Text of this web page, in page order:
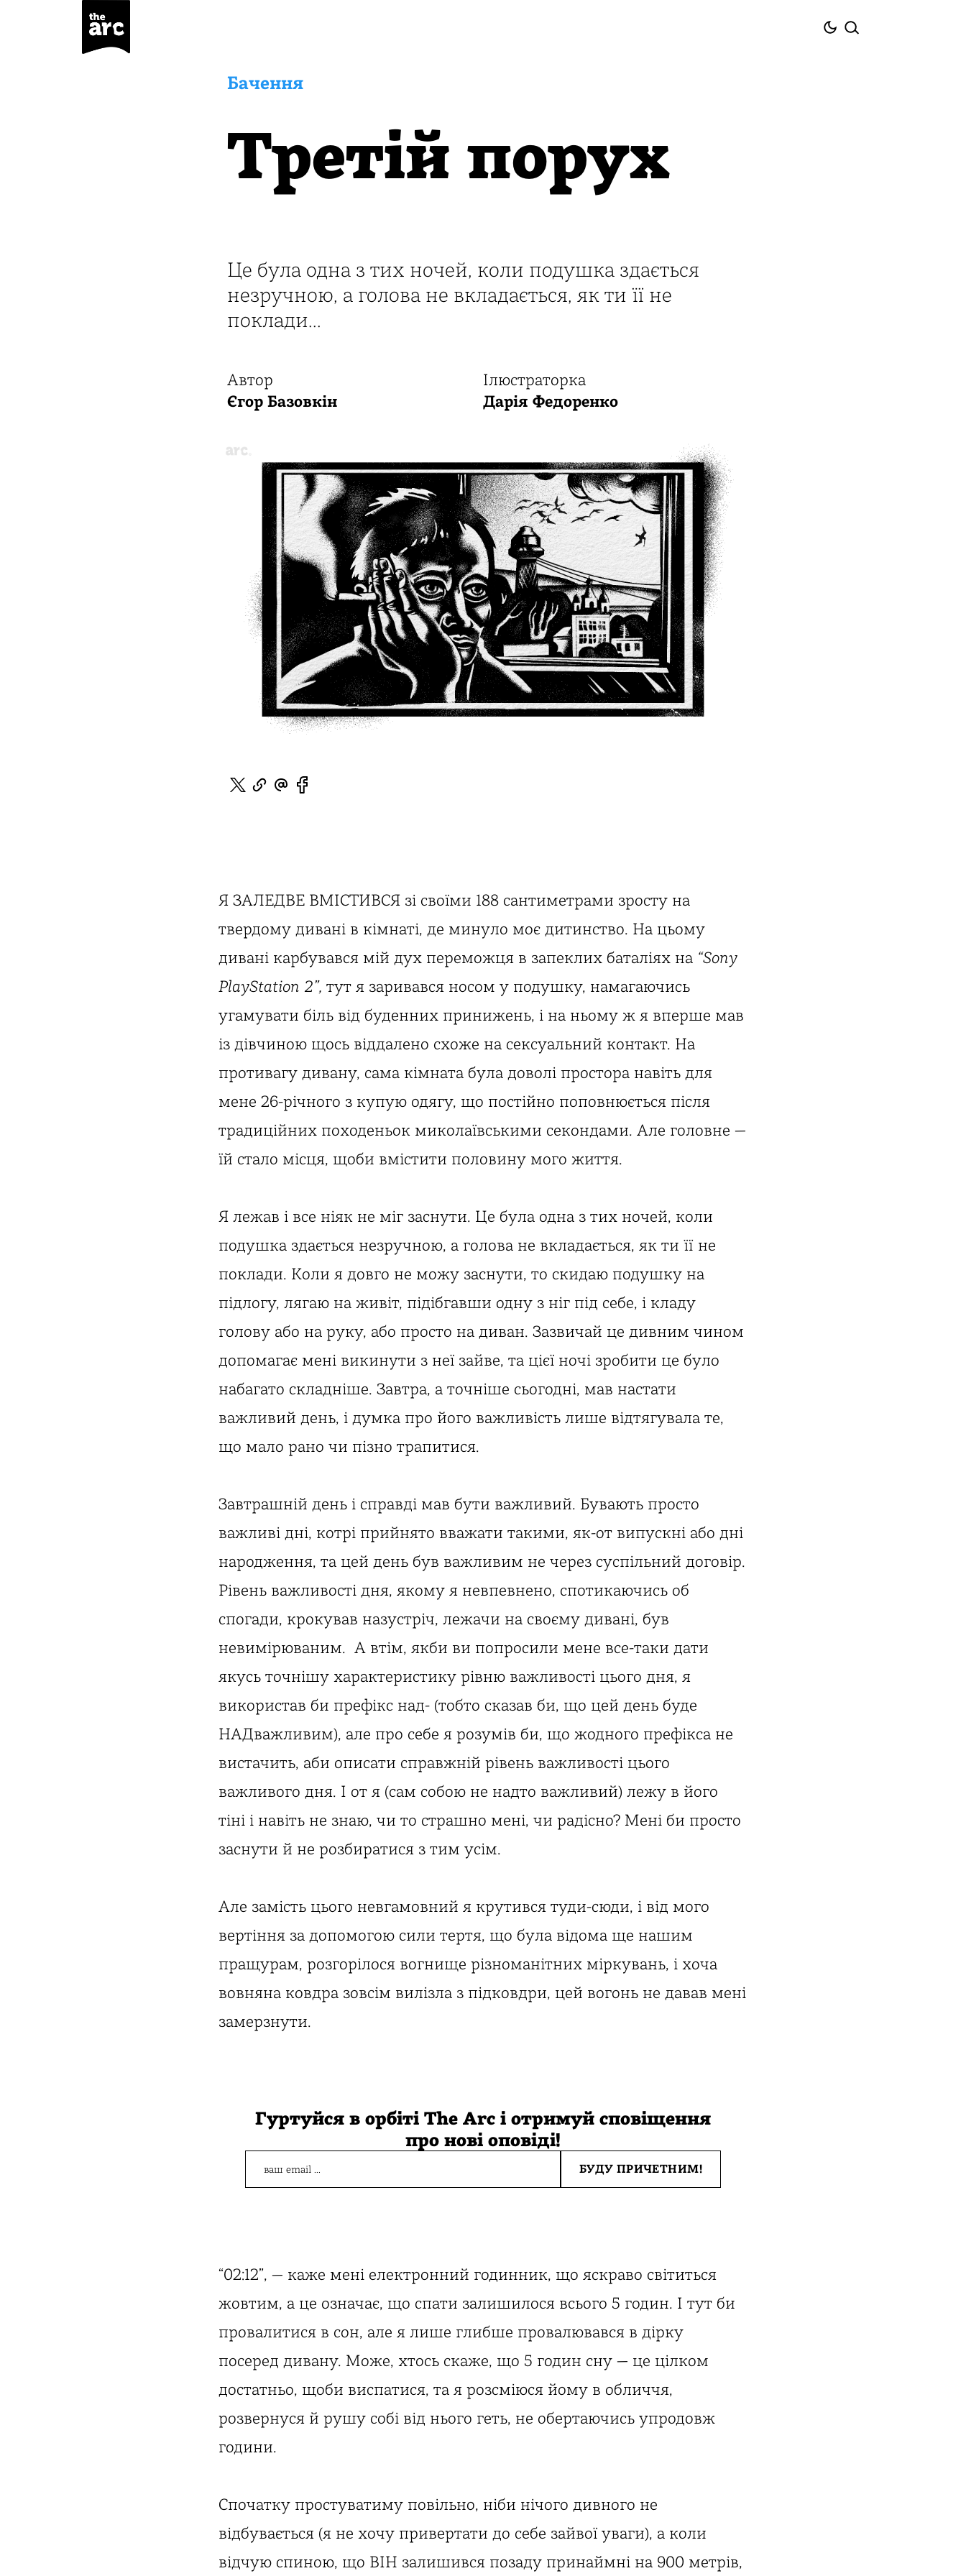
Бачення
Третій порух
Це була одна з тих ночей, коли подушка здається
незручною, а голова не вкладається, як ти її не
поклади...
Автор
Єгор Базовкін
Ілюстраторка
Дарія Федоренко
Я ЗАЛЕДВЕ ВМІСТИВСЯ зі своїми 188 сантиметрами зросту на
твердому дивані в кімнаті, де минуло моє дитинство. На цьому
дивані карбувався мій дух переможця в запеклих баталіях на “Sony
PlayStation 2”, тут я заривався носом у подушку, намагаючись
угамувати біль від буденних принижень, і на ньому ж я вперше мав
із дівчиною щось віддалено схоже на сексуальний контакт. На
противагу дивану, сама кімната була доволі простора навіть для
мене 26-річного з купую одягу, що постійно поповнюється після
традиційних походеньок миколаївськими секондами. Але головне —
їй стало місця, щоби вмістити половину мого життя.
Я лежав і все ніяк не міг заснути. Це була одна з тих ночей, коли
подушка здається незручною, а голова не вкладається, як ти її не
поклади. Коли я довго не можу заснути, то скидаю подушку на
підлогу, лягаю на живіт, підібгавши одну з ніг під себе, і кладу
голову або на руку, або просто на диван. Зазвичай це дивним чином
допомагає мені викинути з неї зайве, та цієї ночі зробити це було
набагато складніше. Завтра, а точніше сьогодні, мав настати
важливий день, і думка про його важливість лише відтягувала те,
що мало рано чи пізно трапитися.
Завтрашній день і справді мав бути важливий. Бувають просто
важливі дні, котрі прийнято вважати такими, як-от випускні або дні
народження, та цей день був важливим не через суспільний договір.
Рівень важливості дня, якому я невпевнено, спотикаючись об
спогади, крокував назустріч, лежачи на своєму дивані, був
невимірюваним. А втім, якби ви попросили мене все-таки дати
якусь точнішу характеристику рівню важливості цього дня, я
використав би префікс над- (тобто сказав би, що цей день буде
НАДважливим), але про себе я розумів би, що жодного префікса не
вистачить, аби описати справжній рівень важливості цього
важливого дня. І от я (сам собою не надто важливий) лежу в його
тіні і навіть не знаю, чи то страшно мені, чи радісно? Мені би просто
заснути й не розбиратися з тим усім.
Але замість цього невгамовний я крутився туди-сюди, і від мого
вертіння за допомогою сили тертя, що була відома ще нашим
пращурам, розгорілося вогнище різноманітних міркувань, і хоча
вовняна ковдра зовсім вилізла з підковдри, цей вогонь не давав мені
замерзнути.
Гуртуйся в орбіті The Arc і отримуй сповіщення
про нові оповіді!
“02:12”, — каже мені електронний годинник, що яскраво світиться
жовтим, а це означає, що спати залишилося всього 5 годин. І тут би
провалитися в сон, але я лише глибше провалювався в дірку
посеред дивану. Може, хтось скаже, що 5 годин сну — це цілком
достатньо, щоби виспатися, та я розсміюся йому в обличчя,
розвернуся й рушу собі від нього геть, не обертаючись упродовж
години.
Спочатку простуватиму повільно, ніби нічого дивного не
відбувається (я не хочу привертати до себе зайвої уваги), а коли
відчую спиною, що ВІН залишився позаду принаймні на 900 метрів,